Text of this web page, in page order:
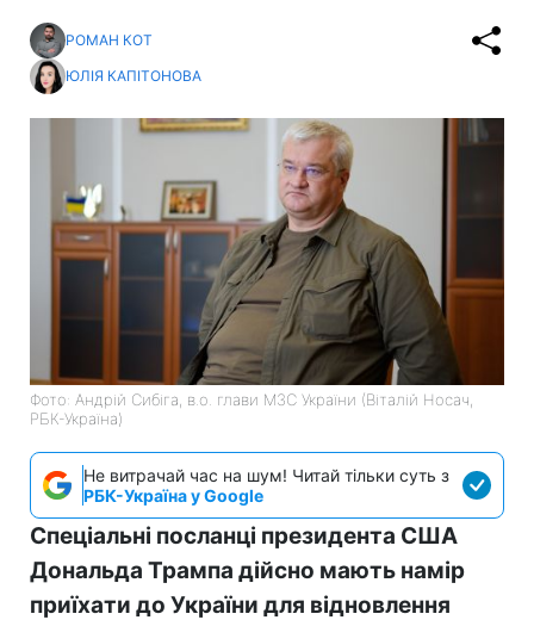
РОМАН КОТ
ЮЛІЯ КАПІТОНОВА
Фото: Андрій Сибіга, в.о. глави МЗС України (Віталій Носач,
РБК-Україна)
Не витрачай час на шум! Читай тільки суть з
РБК-Україна у Google
Спеціальні посланці президента США
Дональда Трампа дійсно мають намір
приїхати до України для відновлення